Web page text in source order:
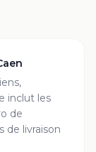
inclut les
de
de livraison